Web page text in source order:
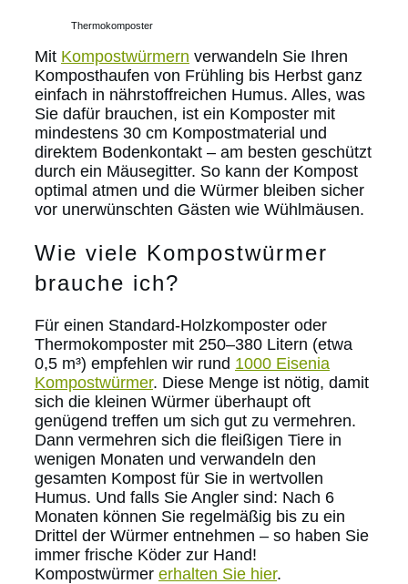
Thermokomposter
Mit Kompostwürmern verwandeln Sie Ihren
Komposthaufen von Frühling bis Herbst ganz
einfach in nährstoffreichen Humus. Alles, was
Sie dafür brauchen, ist ein Komposter mit
mindestens 30 cm Kompostmaterial und
direktem Bodenkontakt – am besten geschützt
durch ein Mäusegitter. So kann der Kompost
optimal atmen und die Würmer bleiben sicher
vor unerwünschten Gästen wie Wühlmäusen.
Wie viele Kompostwürmer
brauche ich?
Für einen Standard-Holzkomposter oder
Thermokomposter mit 250–380 Litern (etwa
0,5 m³) empfehlen wir rund 1000 Eisenia
Kompostwürmer. Diese Menge ist nötig, damit
sich die kleinen Würmer überhaupt oft
genügend treffen um sich gut zu vermehren.
Dann vermehren sich die fleißigen Tiere in
wenigen Monaten und verwandeln den
gesamten Kompost für Sie in wertvollen
Humus. Und falls Sie Angler sind: Nach 6
Monaten können Sie regelmäßig bis zu ein
Drittel der Würmer entnehmen – so haben Sie
immer frische Köder zur Hand!
Kompostwürmer erhalten Sie hier.